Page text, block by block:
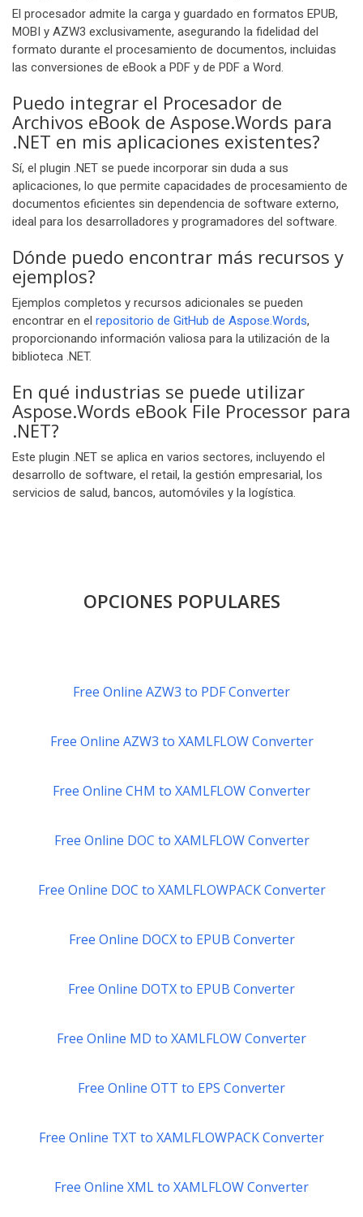
El procesador admite la carga y guardado en formatos EPUB,
MOBI y AZW3 exclusivamente, asegurando la fidelidad del
formato durante el procesamiento de documentos, incluidas
las conversiones de eBook a PDF y de PDF a Word.
Puedo integrar el Procesador de
Archivos eBook de Aspose.Words para
.NET en mis aplicaciones existentes?
Sí, el plugin .NET se puede incorporar sin duda a sus
aplicaciones, lo que permite capacidades de procesamiento de
documentos eficientes sin dependencia de software externo,
ideal para los desarrolladores y programadores del software.
Dónde puedo encontrar más recursos y
ejemplos?
Ejemplos completos y recursos adicionales se pueden
encontrar en el repositorio de GitHub de Aspose.Words,
proporcionando información valiosa para la utilización de la
biblioteca .NET.
En qué industrias se puede utilizar
Aspose.Words eBook File Processor para
.NET?
Este plugin .NET se aplica en varios sectores, incluyendo el
desarrollo de software, el retail, la gestión empresarial, los
servicios de salud, bancos, automóviles y la logística.
OPCIONES POPULARES
Free Online AZW3 to PDF Converter
Free Online AZW3 to XAMLFLOW Converter
Free Online CHM to XAMLFLOW Converter
Free Online DOC to XAMLFLOW Converter
Free Online DOC to XAMLFLOWPACK Converter
Free Online DOCX to EPUB Converter
Free Online DOTX to EPUB Converter
Free Online MD to XAMLFLOW Converter
Free Online OTT to EPS Converter
Free Online TXT to XAMLFLOWPACK Converter
Free Online XML to XAMLFLOW Converter